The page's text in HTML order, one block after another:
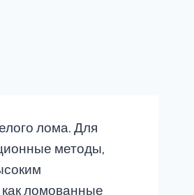
лома. Для
методы,
ломованные